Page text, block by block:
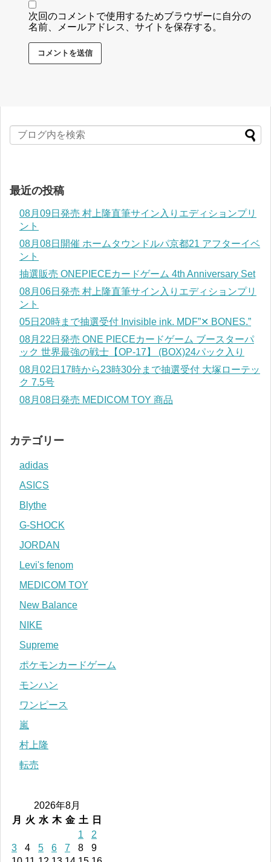
次回のコメントで使用するためブラウザーに自分の
名前、メールアドレス、サイトを保存する。
最近の投稿
08月09日発売 村上隆直筆サイン入りエディションプリ
ント
08月08日開催 ホームタウンドルパ京都21 アフターイベ
ント
抽選販売 ONEPIECEカードゲーム 4th Anniversary Set
08月06日発売 村上隆直筆サイン入りエディションプリ
ント
05日20時まで抽選受付 Invisible ink. MDF”✕ BONES.”
08月22日発売 ONE PIECEカードゲーム ブースターパ
ック 世界最強の戦士【OP-17】 (BOX)24パック入り
08月02日17時から23時30分まで抽選受付 大塚ローテッ
ク 7.5号
08月08日発売 MEDICOM TOY 商品
カテゴリー
adidas
ASICS
Blythe
G-SHOCK
JORDAN
Levi's fenom
MEDICOM TOY
New Balance
NIKE
Supreme
ポケモンカードゲーム
モンハン
ワンピース
嵐
村上隆
転売
2026年8月
月
火 水 木 金 土
日
1
2
3
4 5 6 7 8
9